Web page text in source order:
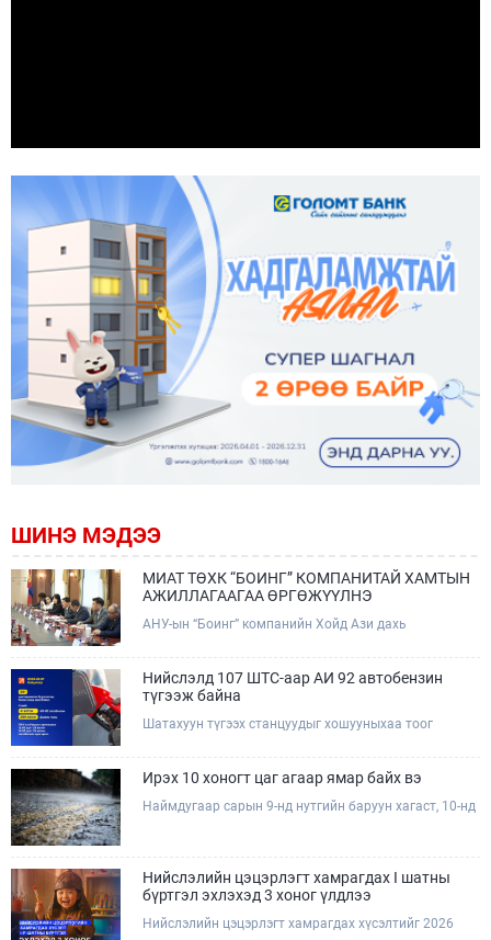
ШИНЭ МЭДЭЭ
МИАТ ТӨХК “БОИНГ” КОМПАНИТАЙ ХАМТЫН
АЖИЛЛАГААГАА ӨРГӨЖҮҮЛНЭ
АНУ-ын “Боинг” компанийн Хойд Ази дахь
Жэф Эдвардс тэргүүтэй төлөөлөгчдийг Зам,
тээврийн сайд Б.Дэлгэрсайхан хүлээн авч уулзав.
Нийслэлд 107 ШТС-аар АИ 92 автобензин
түгээж байна
Шатахуун түгээх станцуудыг хошууныхаа тоог
Ирэх 10 хоногт цаг агаар ямар байх вэ
Наймдугаар сарын 9-нд нутгийн баруун хагаст, 10-нд
Нийслэлийн цэцэрлэгт хамрагдах I шатны
бүртгэл эхлэхэд 3 хоног үлдлээ
Нийслэлийн цэцэрлэгт хамрагдах хүсэлтийг 2026